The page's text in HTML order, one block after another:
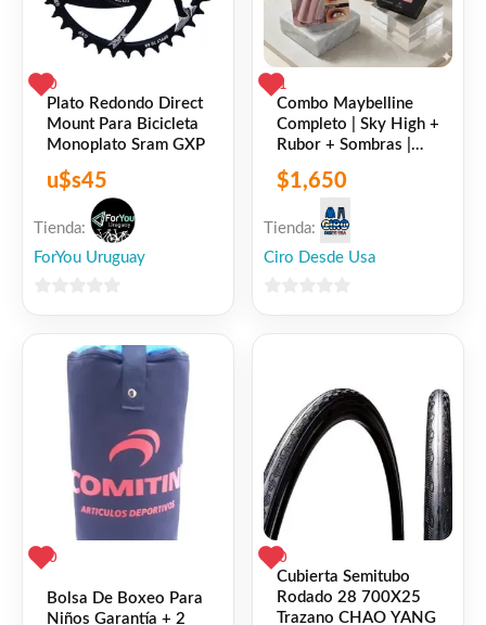
0
Plato Redondo Direct
Mount Para Bicicleta
Monoplato Sram GXP
u$s45
Tienda:
ForYou Uruguay
1
Combo Maybelline
Completo | Sky High +
Rubor + Sombras |
Sellado
$1,650
Tienda:
Ciro Desde Usa
0
Bolsa De Boxeo Para
Niños Garantía + 2
0
Cubierta Semitubo
Rodado 28 700X25
Trazano CHAO YANG